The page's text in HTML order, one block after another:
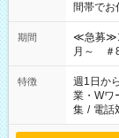
間帯でお
17:00～
期間
≪急募
月～ ＃
特徴 週1日か
業・Wワ
集 / 電話